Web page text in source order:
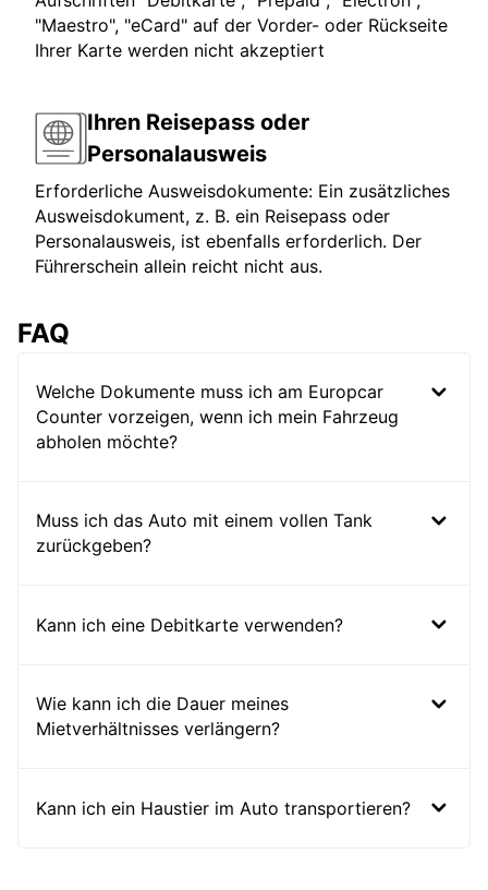
"Maestro", "eCard" auf der Vorder- oder Rückseite
Ihrer Karte werden nicht akzeptiert
Ihren Reisepass oder
Personalausweis
Erforderliche Ausweisdokumente: Ein zusätzliches
Ausweisdokument, z. B. ein Reisepass oder
Personalausweis, ist ebenfalls erforderlich. Der
Führerschein allein reicht nicht aus.
FAQ
Welche Dokumente muss ich am Europcar
Counter vorzeigen, wenn ich mein Fahrzeug
abholen möchte?
Muss ich das Auto mit einem vollen Tank
zurückgeben?
Kann ich eine Debitkarte verwenden?
Wie kann ich die Dauer meines
Mietverhältnisses verlängern?
Kann ich ein Haustier im Auto transportieren?